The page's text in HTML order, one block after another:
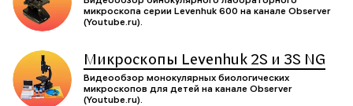
микроскопа серии Levenhuk 600 на канале Observer
(Youtube.ru).
Микроскопы Levenhuk 2S и 3S NG
Видеообзор монокулярных биологических
микроскопов для детей на канале Observer
(Youtube.ru).